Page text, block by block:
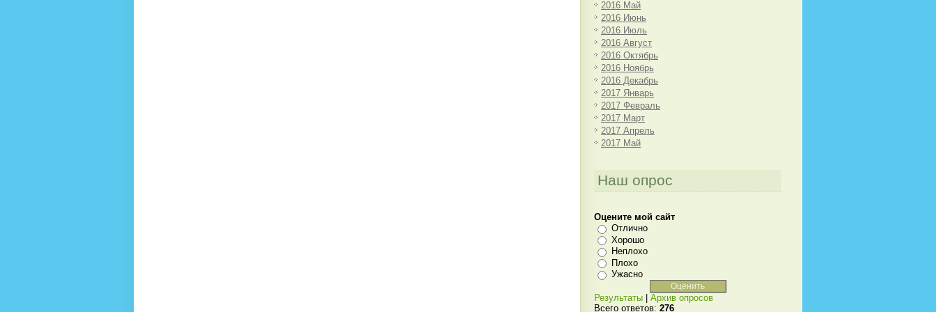
2016 Май
2016 Июнь
2016 Июль
2016 Август
2016 Октябрь
2016 Ноябрь
2016 Декабрь
2017 Январь
2017 Февраль
2017 Март
2017 Апрель
2017 Май
Наш опрос
Оцените мой сайт
Отлично
Хорошо
Неплохо
Плохо
Ужасно
Результаты
Архив опросов
Всего ответов: 276